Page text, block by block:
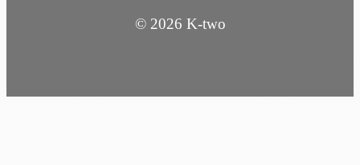
© 2026 K-two